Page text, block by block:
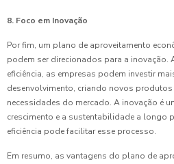
8. Foco em Inovação
Por fim, um plano de aproveitamento
podem ser direcionados para a inovação.
eficiência, as empresas podem investir
desenvolvimento, criando novos produtos
necessidades do mercado. A inovação é
crescimento e a sustentabilidade a longo
eficiência pode facilitar esse processo.
Em resumo, as vantagens do plano de